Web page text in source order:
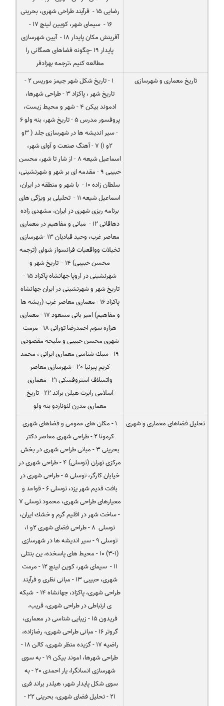
رضایی 15 - فرآیند طراحی شهری، بحرینی
16 - سیمای شهر، كویین لینچ 17 -
آفرینش مكان پایدار 18 - آیین شهرسازی
پایدار 19 -چگونه فضاهای همگانی را
مطالعه كنیم ،ترجمه بهزادفر
تاریخ معماری و شهرسازی
1 - تاریخ شكل شهر جیمز موریس 2 -
تاریخ شهر ، پاكزاد 3 - طراحی شهرها،
ادموند بیكن 4 - شهر و محیط زیست،
پروفسور مدرس 5 - تاریخ شهر، بنه ولو 6
- سیر اندیشه ها در شهرسازی جلد ( 3و
2و 1) 7 - آهنگ صنعت و آوای شهر،
اسماعیل شیعه 8 - از شار تا شهر، محسن
حبیبی 9 - مقدمه ای بر شهر و شهرنشینی،
سلطان زاده 10 - با شهر و منطقه در ایران،
اسماعیل شیعه 11 - تحلیلی بر ویژگی های
برنامه ریزی شهری در ایران، مشهدی زاده
دهاقانی 12 - مبانی و مفاهیم در معماری
معاصر غرب، وحید قبادیان 13 -شهرسازی
تخیلات وواقعیات فرانسواز شوای (ترجمه
محسن حبیبی) 14 - تاریخ شهر و
شهرنشینی در اروپا جهانشاه پاكزاد 15 -
تاریخ شهر و شهرنشینی در ایران جهانشاه
پاكزاد 16 - معماری معاصر غرب (ریشه ها
و مفاهیم) امیر بانی مسعود 17 - معماری
هزاره سوم احمدرضا تورانی 18 - مرمت
شهری محسن حبیبی و ملیحه مقصودی
19 - سبك شناسی معماری ایرانی ، محمد
كریم پیرنیا 20 - شهرسازی معاصر
واتسلاف استروفسكی 21 - معماری
اسلامی رابرت هیلن براند 22 - تاریخ
معماری مدرن لئوناردو بنه ولو
تحلیل فضاهای معماری و شهری
1 - مكان های عمومی و فضاهای شهری
كرمونا 2 - طراحی شهری معاصر دكتر
بحرینی 3 - مبانی طراحی شهری در بخش
مركزی تهران (توسلی) 4 - طراحی شهری در
خیابان كارگر، توسلی 5 - طراحی شهری در
بافت قدیم شهر یزد، توسلی 6 - قواعد و
معیارهای طراحی شهری، محمود توسلی 7
- ساخت شهر در اقلیم گرم و خشك ایران،
توسلی 8 - طراحی فضای شهری 2و 1،
توسلی 9 - سیر اندیشه ها در شهرسازی
(1-3) 10 - محیط های پاسخده، ین بنتلی
11 - سیمای شهر، كوین لینچ 12 - مرمت
شهری، حبیبی 13 - مبانی نظری و فرآیند
طراحی شهری، پاكزاد، جهانشاه 14 - شبكه
ی ارتباطی در طراحی شهری، قریب،
فریدون 15 - زیبایی شناسی در معماری،
گروتر 16 - مبانی طراحی شهری، رضازاده،
راضیه 17 - گزیده منظر شهری، كالن 18 -
طراحی شهرها، اموند بیكن 19 - به سوی
شهرسازی انسانگرا، یار احمدی 20 - به
سوی شكل پایدار شهر، هیلدر براند فری
21 - تحلیل فضای شهری، بحرینی 22 -